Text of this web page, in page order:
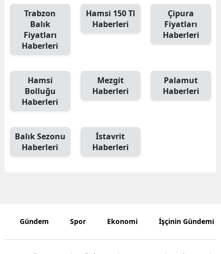
Denizli
Diyarbakır
Edirne
Erzincan
Hatay
Trabzon
Balık
Fiyatları
Haberleri
Hamsi 150 Tl
Haberleri
Çipura
Fiyatları
Haberleri
Hamsi
Bolluğu
Haberleri
Mezgit
Haberleri
Palamut
Haberleri
Balık Sezonu
Haberleri
İstavrit
Haberleri
Gündem Spor Ekonomi İşçinin Gündemi